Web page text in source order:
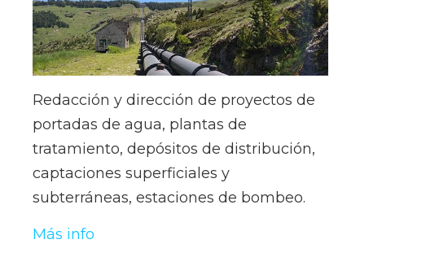
Redacción y dirección de proyectos de
portadas de agua, plantas de
tratamiento, depósitos de distribución,
captaciones superficiales y
subterráneas, estaciones de bombeo.
Más info